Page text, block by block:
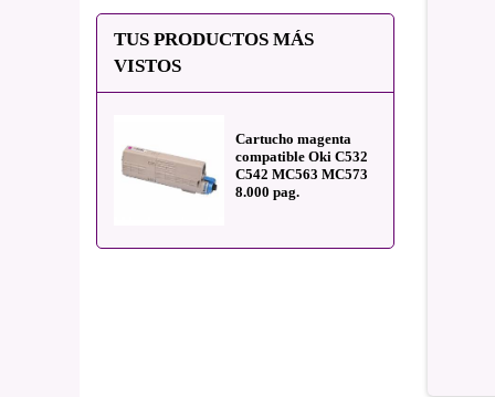
TUS PRODUCTOS MÁS
VISTOS
Cartucho magenta
compatible Oki C532
C542 MC563 MC573
8.000 pag.